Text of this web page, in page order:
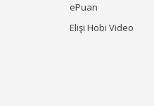
ePuan
Elişi Hobi Video